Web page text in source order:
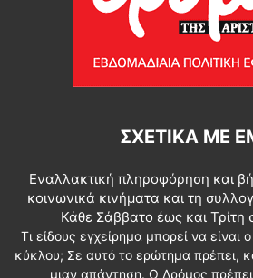
ΣΧΕΤΙΚΆ ΜΕ
Εναλλακτική πληροφόρηση και
κοινωνικά κινήματα και τη
Κάθε Σάββατο έως και Τρίτη
Τι είδους εγχείρημα μπορεί να είναι
κύκλου; Σε αυτό το ερώτημα πρέπει,
μιαν απάντηση. Ο Δρόμος